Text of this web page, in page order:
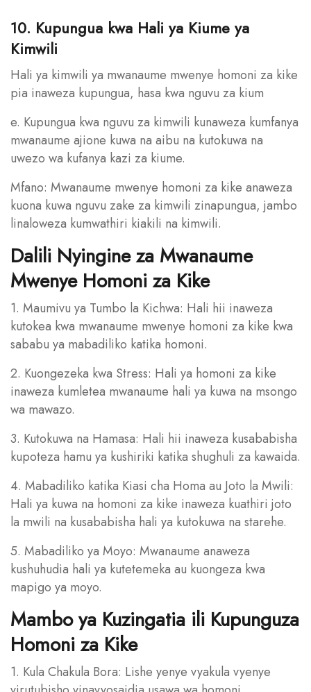
10. Kupungua kwa Hali ya Kiume ya
Kimwili
Hali ya kimwili ya mwanaume mwenye homoni za kike
pia inaweza kupungua, hasa kwa nguvu za kium
e. Kupungua kwa nguvu za kimwili kunaweza kumfanya
mwanaume ajione kuwa na aibu na kutokuwa na
uwezo wa kufanya kazi za kiume.
Mfano: Mwanaume mwenye homoni za kike anaweza
kuona kuwa nguvu zake za kimwili zinapungua, jambo
linaloweza kumwathiri kiakili na kimwili.
Dalili Nyingine za Mwanaume
Mwenye Homoni za Kike
1. Maumivu ya Tumbo la Kichwa: Hali hii inaweza
kutokea kwa mwanaume mwenye homoni za kike kwa
sababu ya mabadiliko katika homoni.
2. Kuongezeka kwa Stress: Hali ya homoni za kike
inaweza kumletea mwanaume hali ya kuwa na msongo
wa mawazo.
3. Kutokuwa na Hamasa: Hali hii inaweza kusababisha
kupoteza hamu ya kushiriki katika shughuli za kawaida.
4. Mabadiliko katika Kiasi cha Homa au Joto la Mwili:
Hali ya kuwa na homoni za kike inaweza kuathiri joto
la mwili na kusababisha hali ya kutokuwa na starehe.
5. Mabadiliko ya Moyo: Mwanaume anaweza
kushuhudia hali ya kutetemeka au kuongeza kwa
mapigo ya moyo.
Mambo ya Kuzingatia ili Kupunguza
Homoni za Kike
1. Kula Chakula Bora: Lishe yenye vyakula vyenye